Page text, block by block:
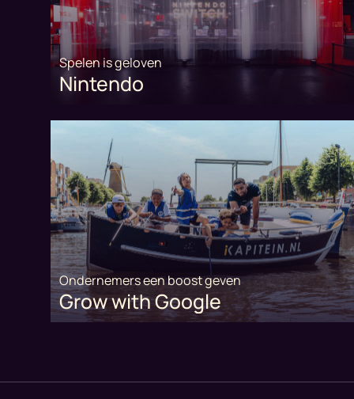
Spelen is geloven
Nintendo
Ondernemers een boost geven
Grow with Google